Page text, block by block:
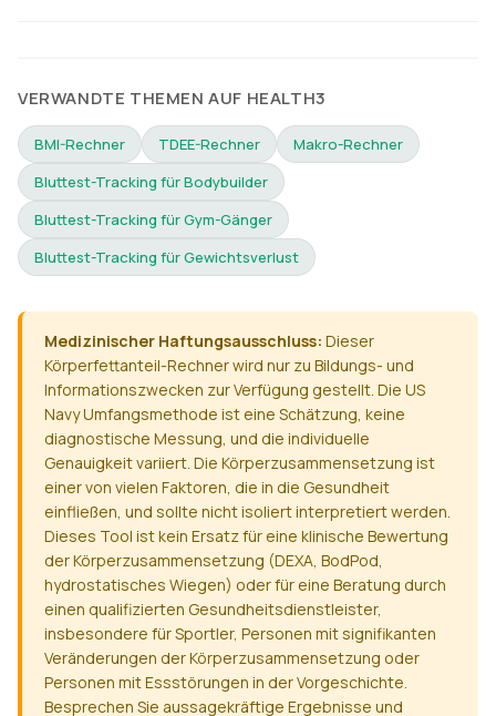
VERWANDTE THEMEN AUF HEALTH3
BMI-Rechner TDEE-Rechner
Makro-Rechner
Bluttest-Tracking für Bodybuilder
Bluttest-Tracking für Gym-Gänger
Bluttest-Tracking für Gewichtsverlust
Medizinischer Haftungsausschluss: Dieser
Körperfettanteil-Rechner wird nur zu Bildungs- und
Informationszwecken zur Verfügung gestellt. Die US
Navy Umfangsmethode ist eine Schätzung, keine
diagnostische Messung, und die individuelle
Genauigkeit variiert. Die Körperzusammensetzung ist
einer von vielen Faktoren, die in die Gesundheit
einfließen, und sollte nicht isoliert interpretiert werden.
Dieses Tool ist kein Ersatz für eine klinische Bewertung
der Körperzusammensetzung (DEXA, BodPod,
hydrostatisches Wiegen) oder für eine Beratung durch
einen qualifizierten Gesundheitsdienstleister,
insbesondere für Sportler, Personen mit signifikanten
Veränderungen der Körperzusammensetzung oder
Personen mit Essstörungen in der Vorgeschichte.
Besprechen Sie aussagekräftige Ergebnisse und